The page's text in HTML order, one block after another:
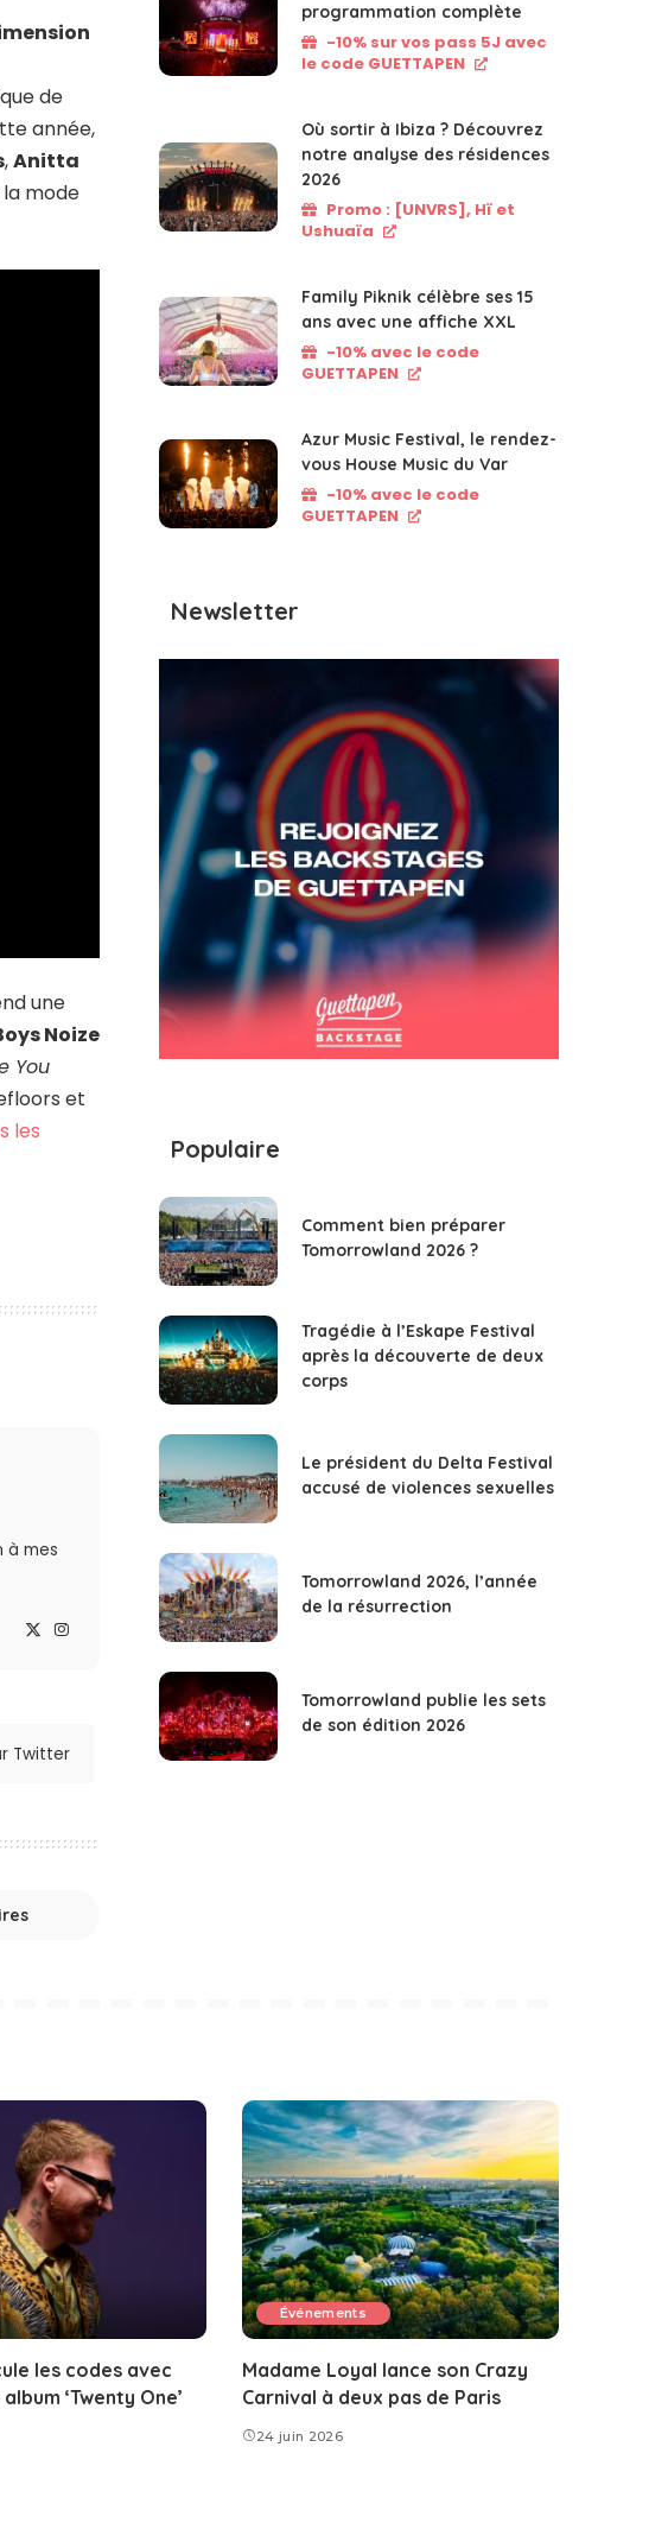
de
année,
,Anitta
mode
une
Noize
You
et
les
à mes
Twitter
programmation complète
-10% sur vos pass 5J avec
le code GUETTAPEN
Où sortir à Ibiza ? Découvrez
notre analyse des résidences
2026
Promo : [UNVRS], Hï et
Ushuaïa
Family Piknik célèbre ses 15
ans avec une affiche XXL
-10% avec le code
GUETTAPEN
Azur Music Festival, le rendez-
vous House Music du Var
-10% avec le code
GUETTAPEN
Newsletter
Populaire
Comment bien préparer
Tomorrowland 2026 ?
Tragédie à l’Eskape Festival
après la découverte de deux
corps
Le président du Delta Festival
accusé de violences sexuelles
Tomorrowland 2026, l’année
de la résurrection
Tomorrowland publie les sets
de son édition 2026
les codes avec
‘Twenty One’
Événements
Madame Loyal lance son Crazy
Carnival à deux pas de Paris
24 juin 2026